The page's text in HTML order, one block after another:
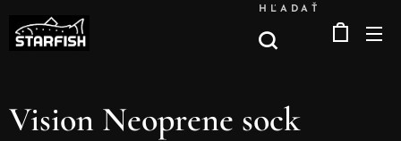
HĽADAŤ
Vision Neoprene sock